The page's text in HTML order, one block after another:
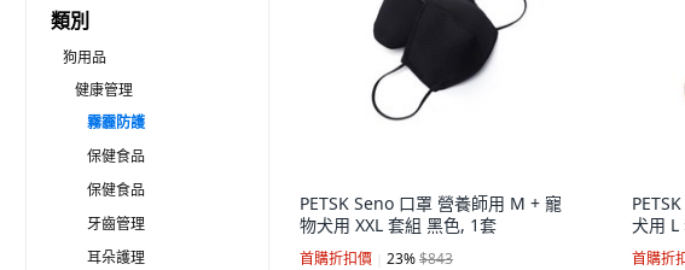
類別
狗用品
健康管理
霧霾防護
保健食品
保健食品
牙齒管理
耳朵護理
PETSK Seno 口罩 營養師用 M + 寵
物犬用 XXL 套組 黑色, 1套
首購折扣價 23%$843
犬用 L
首購折